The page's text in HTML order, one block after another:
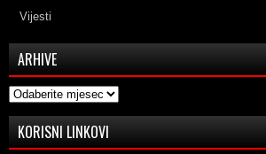
Vijesti
ARHIVE
Arhive
KORISNI LINKOVI